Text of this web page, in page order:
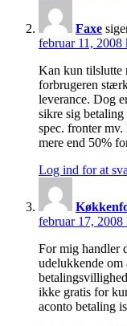
Faxe
februar 11, 2008
Kan kun tilslutte
forbrugeren
leverance. Dog
sikre sig
spec. fronter
mere end 50%
Log ind for at
februar 17,
For mig handler
udelukkende om
ikke gratis for
aconto betaling